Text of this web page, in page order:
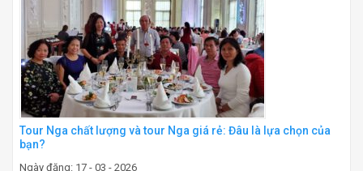
Tour Nga chất lượng và tour Nga giá rẻ: Đâu là lựa chọn của
bạn?
Ngày đăng: 17 - 03 - 2026